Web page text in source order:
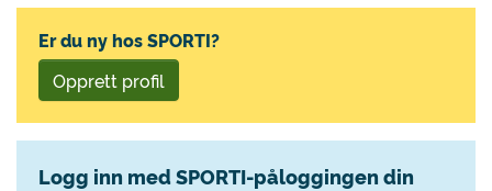
Er du ny hos SPORTI?
Opprett profil
Logg inn med SPORTI-påloggingen din